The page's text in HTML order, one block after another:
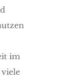
im